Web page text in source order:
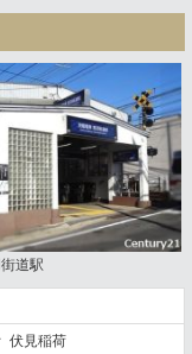
道駅
伏見稲荷